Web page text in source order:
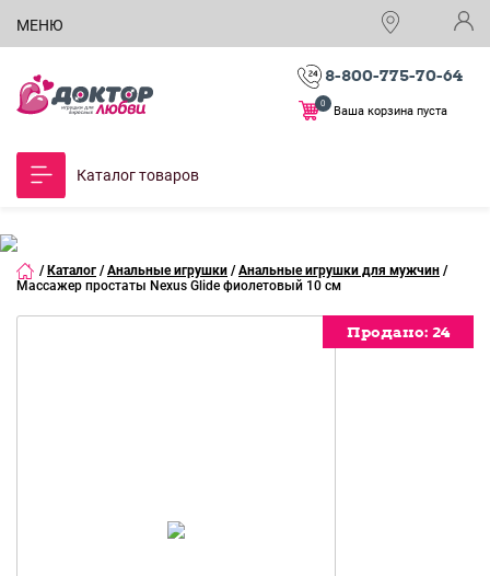
МЕНЮ
8-800-775-70-64
Ваша корзина пуста
0
Каталог товаров
/ Каталог / Анальные игрушки / Анальные игрушки для мужчин /
Массажер простаты Nexus Glide фиолетовый 10 см
Продано: 24